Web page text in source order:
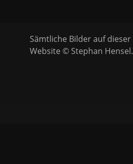
Sämtliche Bilder auf dieser
Website © Stephan Hensel.